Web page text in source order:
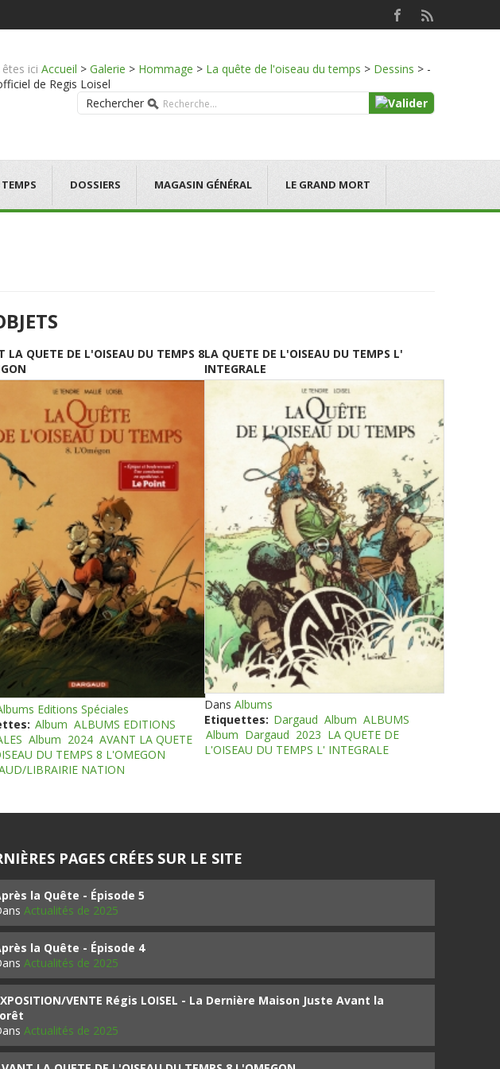
ici Accueil > Galerie > Hommage > La quête de l'oiseau du temps > Dessins > -
de Regis Loisel
Rechercher
DOSSIERS MAGASIN GÉNÉRAL LE GRAND MORT
LA QUETE DE L'OISEAU DU TEMPS 8
Editions Spéciales
Album ALBUMS EDITIONS
Album 2024 AVANT LA QUETE
DU TEMPS 8 L'OMEGON
LIBRAIRIE NATION
LA QUETE DE L'OISEAU DU TEMPS L'
INTEGRALE
Dans Albums
Etiquettes: Dargaud Album ALBUMS
Album Dargaud 2023 LA QUETE DE
L'OISEAU DU TEMPS L' INTEGRALE
PAGES CRÉES SUR LE SITE
la Quête - Épisode 5
Actualités de 2025
la Quête - Épisode 4
Actualités de 2025
VENTE Régis LOISEL - La Dernière Maison Juste Avant la
Actualités de 2025